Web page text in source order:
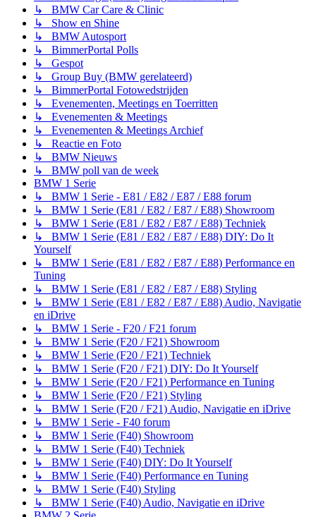
↳ BMW Car Care & Clinic
↳ Show en Shine
↳ BMW Autosport
↳ BimmerPortal Polls
↳ Gespot
↳ Group Buy (BMW gerelateerd)
↳ BimmerPortal Fotowedstrijden
↳ Evenementen, Meetings en Toerritten
↳ Evenementen & Meetings
↳ Evenementen & Meetings Archief
↳ Reactie en Foto
↳ BMW Nieuws
↳ BMW poll van de week
BMW 1 Serie
↳ BMW 1 Serie - E81 / E82 / E87 / E88 forum
↳ BMW 1 Serie (E81 / E82 / E87 / E88) Showroom
↳ BMW 1 Serie (E81 / E82 / E87 / E88) Techniek
↳ BMW 1 Serie (E81 / E82 / E87 / E88) DIY: Do It
Yourself
↳ BMW 1 Serie (E81 / E82 / E87 / E88) Performance en
Tuning
↳ BMW 1 Serie (E81 / E82 / E87 / E88) Styling
↳ BMW 1 Serie (E81 / E82 / E87 / E88) Audio, Navigatie
en iDrive
↳ BMW 1 Serie - F20 / F21 forum
↳ BMW 1 Serie (F20 / F21) Showroom
↳ BMW 1 Serie (F20 / F21) Techniek
↳ BMW 1 Serie (F20 / F21) DIY: Do It Yourself
↳ BMW 1 Serie (F20 / F21) Performance en Tuning
↳ BMW 1 Serie (F20 / F21) Styling
↳ BMW 1 Serie (F20 / F21) Audio, Navigatie en iDrive
↳ BMW 1 Serie - F40 forum
↳ BMW 1 Serie (F40) Showroom
↳ BMW 1 Serie (F40) Techniek
↳ BMW 1 Serie (F40) DIY: Do It Yourself
↳ BMW 1 Serie (F40) Performance en Tuning
↳ BMW 1 Serie (F40) Styling
↳ BMW 1 Serie (F40) Audio, Navigatie en iDrive